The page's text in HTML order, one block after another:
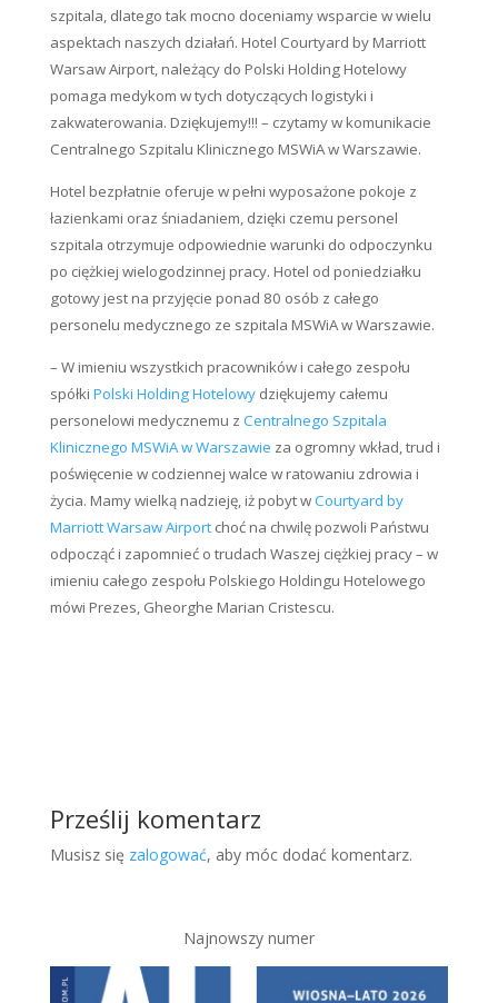
szpitala, dlatego tak mocno doceniamy wsparcie w wielu
aspektach naszych działań. Hotel Courtyard by Marriott
Warsaw Airport, należący do Polski Holding Hotelowy
pomaga medykom w tych dotyczących logistyki i
zakwaterowania. Dziękujemy!!! – czytamy w komunikacie
Centralnego Szpitalu Klinicznego MSWiA w Warszawie.
Hotel bezpłatnie oferuje w pełni wyposażone pokoje z
łazienkami oraz śniadaniem, dzięki czemu personel
szpitala otrzymuje odpowiednie warunki do odpoczynku
po ciężkiej wielogodzinnej pracy. Hotel od poniedziałku
gotowy jest na przyjęcie ponad 80 osób z całego
personelu medycznego ze szpitala MSWiA w Warszawie.
– W imieniu wszystkich pracowników i całego zespołu
spółki Polski Holding Hotelowydziękujemy całemu
personelowi medycznemu z Centralnego Szpitala
Klinicznego MSWiA w Warszawie za ogromny wkład, trud i
poświęcenie w codziennej walce w ratowaniu zdrowia i
życia. Mamy wielką nadzieję, iż pobyt wCourtyard by
Marriott Warsaw Airportchoć na chwilę pozwoli Państwu
odpocząć i zapomnieć o trudach Waszej ciężkiej pracy – w
imieniu całego zespołu Polskiego Holdingu Hotelowego
mówi Prezes, Gheorghe Marian Cristescu.
Prześlij komentarz
Musisz się zalogować, aby móc dodać komentarz.
Najnowszy numer